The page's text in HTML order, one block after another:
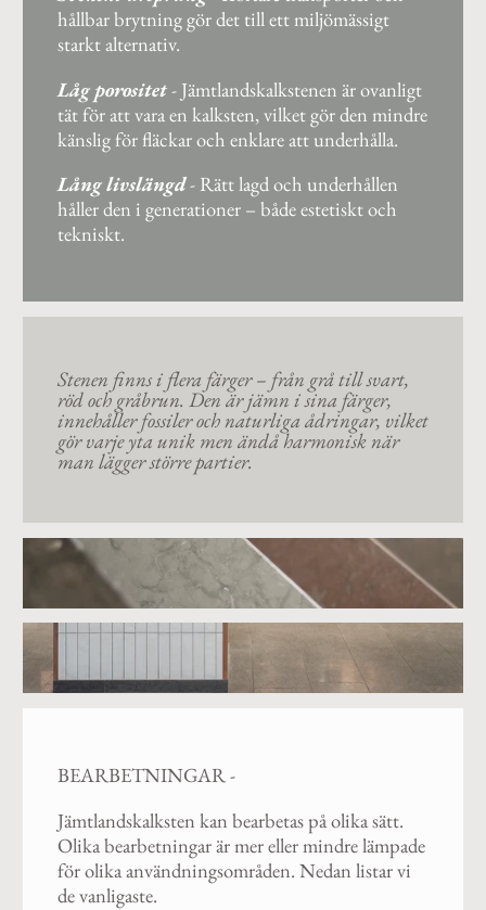
hållbar brytning gör det till ett miljömässigt
starkt alternativ.
Låg porositet- Jämtlandskalkstenen är ovanligt
tät för att vara en kalksten, vilket gör den mindre
känslig för fläckar och enklare att underhålla.
Lång livslängd- Rätt lagd och underhållen
håller den i generationer – både estetiskt och
tekniskt.
Stenen finns i flera färger – från grå till svart,
röd och gråbrun. Den är jämn i sina färger,
innehåller fossiler och naturliga ådringar, vilket
gör varje yta unik men ändå harmonisk när
man lägger större partier.
BEARBETNINGAR -
Jämtlandskalksten kan bearbetas på olika sätt.
Olika bearbetningar är mer eller mindre lämpade
för olika användningsområden. Nedan listar vi
de vanligaste.